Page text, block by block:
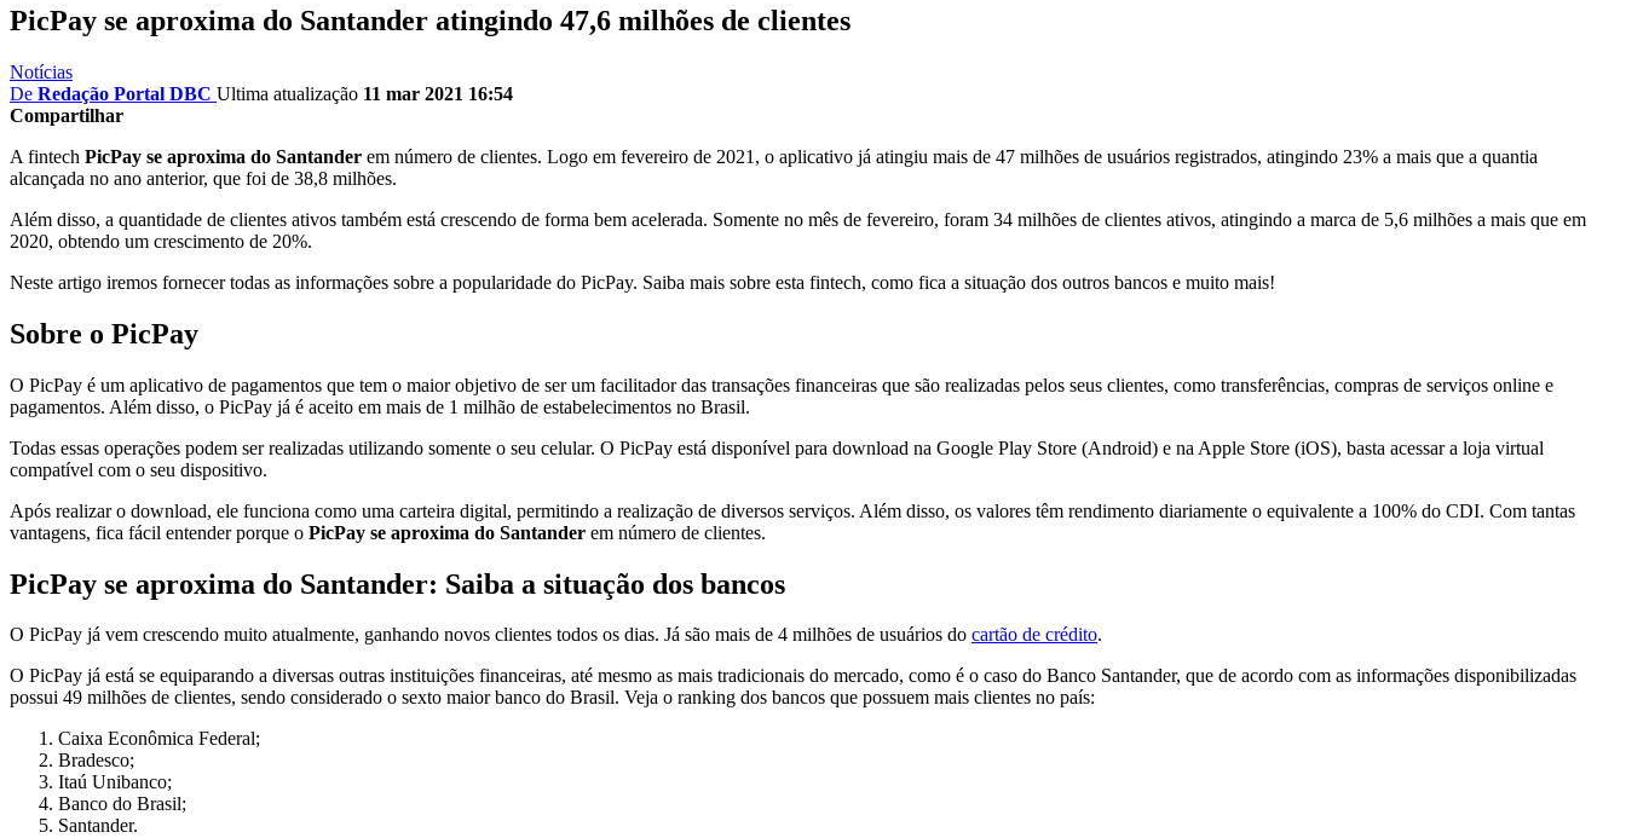
PicPay se aproxima do Santander atingindo 47,6 milhões de clientes
Notícias
De Redação Portal DBC Ultima atualização 11 mar 2021 16:54
Compartilhar
A fintech PicPay se aproxima do Santander em número de clientes. Logo em fevereiro de 2021, o aplicativo já atingiu mais de 47 milhões de usuários registrados, atingindo 23% a mais que a quantia
alcançada no ano anterior, que foi de 38,8 milhões.
Além disso, a quantidade de clientes ativos também está crescendo de forma bem acelerada. Somente no mês de fevereiro, foram 34 milhões de clientes ativos, atingindo a marca de 5,6 milhões a mais que em
2020, obtendo um crescimento de 20%.
Neste artigo iremos fornecer todas as informações sobre a popularidade do PicPay. Saiba mais sobre esta fintech, como fica a situação dos outros bancos e muito mais!
Sobre o PicPay
O PicPay é um aplicativo de pagamentos que tem o maior objetivo de ser um facilitador das transações financeiras que são realizadas pelos seus clientes, como transferências, compras de serviços online e
pagamentos. Além disso, o PicPay já é aceito em mais de 1 milhão de estabelecimentos no Brasil.
Todas essas operações podem ser realizadas utilizando somente o seu celular. O PicPay está disponível para download na Google Play Store (Android) e na Apple Store (iOS), basta acessar a loja virtual
compatível com o seu dispositivo.
Após realizar o download, ele funciona como uma carteira digital, permitindo a realização de diversos serviços. Além disso, os valores têm rendimento diariamente o equivalente a 100% do CDI. Com tantas
vantagens, fica fácil entender porque o PicPay se aproxima do Santander em número de clientes.
PicPay se aproxima do Santander: Saiba a situação dos bancos
O PicPay já vem crescendo muito atualmente, ganhando novos clientes todos os dias. Já são mais de 4 milhões de usuários do cartão de crédito.
O PicPay já está se equiparando a diversas outras instituições financeiras, até mesmo as mais tradicionais do mercado, como é o caso do Banco Santander, que de acordo com as informações disponibilizadas
possui 49 milhões de clientes, sendo considerado o sexto maior banco do Brasil. Veja o ranking dos bancos que possuem mais clientes no país:
Caixa Econômica Federal;
Bradesco;
Itaú Unibanco;
Banco do Brasil;
Santander.